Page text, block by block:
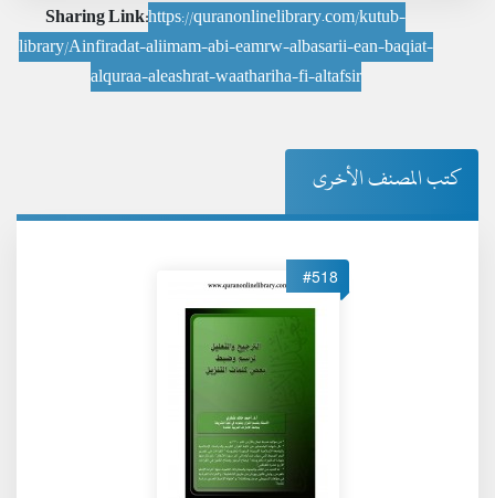
Sharing Link:https://quranonlinelibrary.com/kutub-
library/Ainfiradat-aliimam-abi-eamrw-albasarii-ean-baqiat-
alquraa-aleashrat-waathariha-fi-altafsir
كتب المصنف الأخرى
#518